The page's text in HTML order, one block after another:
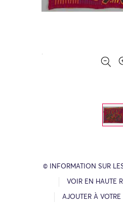
© INFORMATION SUR
VOIR EN HAUTE
AJOUTER À